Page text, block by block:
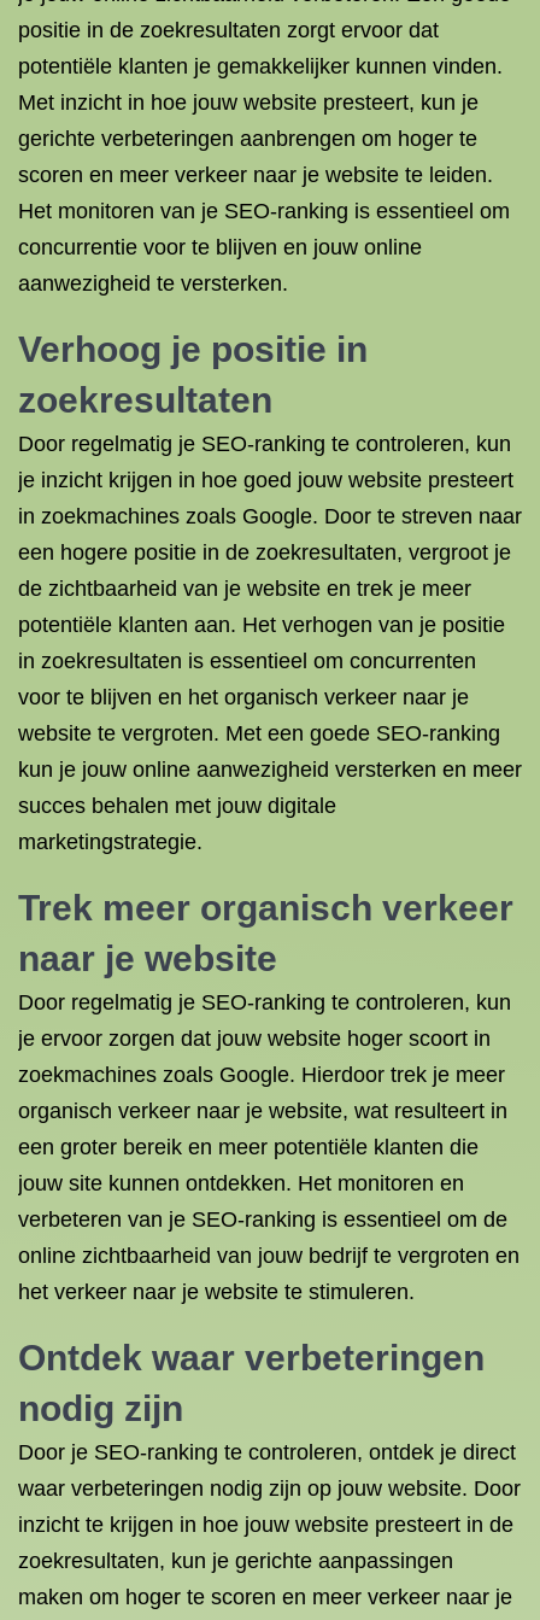
positie in de zoekresultaten zorgt ervoor dat
potentiële klanten je gemakkelijker kunnen vinden.
Met inzicht in hoe jouw website presteert, kun je
gerichte verbeteringen aanbrengen om hoger te
scoren en meer verkeer naar je website te leiden.
Het monitoren van je SEO-ranking is essentieel om
concurrentie voor te blijven en jouw online
aanwezigheid te versterken.
Verhoog je positie in
zoekresultaten
Door regelmatig je SEO-ranking te controleren, kun
je inzicht krijgen in hoe goed jouw website presteert
in zoekmachines zoals Google. Door te streven naar
een hogere positie in de zoekresultaten, vergroot je
de zichtbaarheid van je website en trek je meer
potentiële klanten aan. Het verhogen van je positie
in zoekresultaten is essentieel om concurrenten
voor te blijven en het organisch verkeer naar je
website te vergroten. Met een goede SEO-ranking
kun je jouw online aanwezigheid versterken en meer
succes behalen met jouw digitale
marketingstrategie.
Trek meer organisch verkeer
naar je website
Door regelmatig je SEO-ranking te controleren, kun
je ervoor zorgen dat jouw website hoger scoort in
zoekmachines zoals Google. Hierdoor trek je meer
organisch verkeer naar je website, wat resulteert in
een groter bereik en meer potentiële klanten die
jouw site kunnen ontdekken. Het monitoren en
verbeteren van je SEO-ranking is essentieel om de
online zichtbaarheid van jouw bedrijf te vergroten en
het verkeer naar je website te stimuleren.
Ontdek waar verbeteringen
nodig zijn
Door je SEO-ranking te controleren, ontdek je direct
waar verbeteringen nodig zijn op jouw website. Door
inzicht te krijgen in hoe jouw website presteert in de
zoekresultaten, kun je gerichte aanpassingen
maken om hoger te scoren en meer verkeer naar je